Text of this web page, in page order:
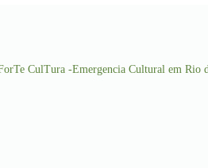
CulTura -Emergencia Cultural em Rio